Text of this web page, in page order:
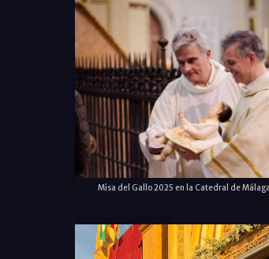
Misa del Gallo 2025 en la Catedral de Málaga